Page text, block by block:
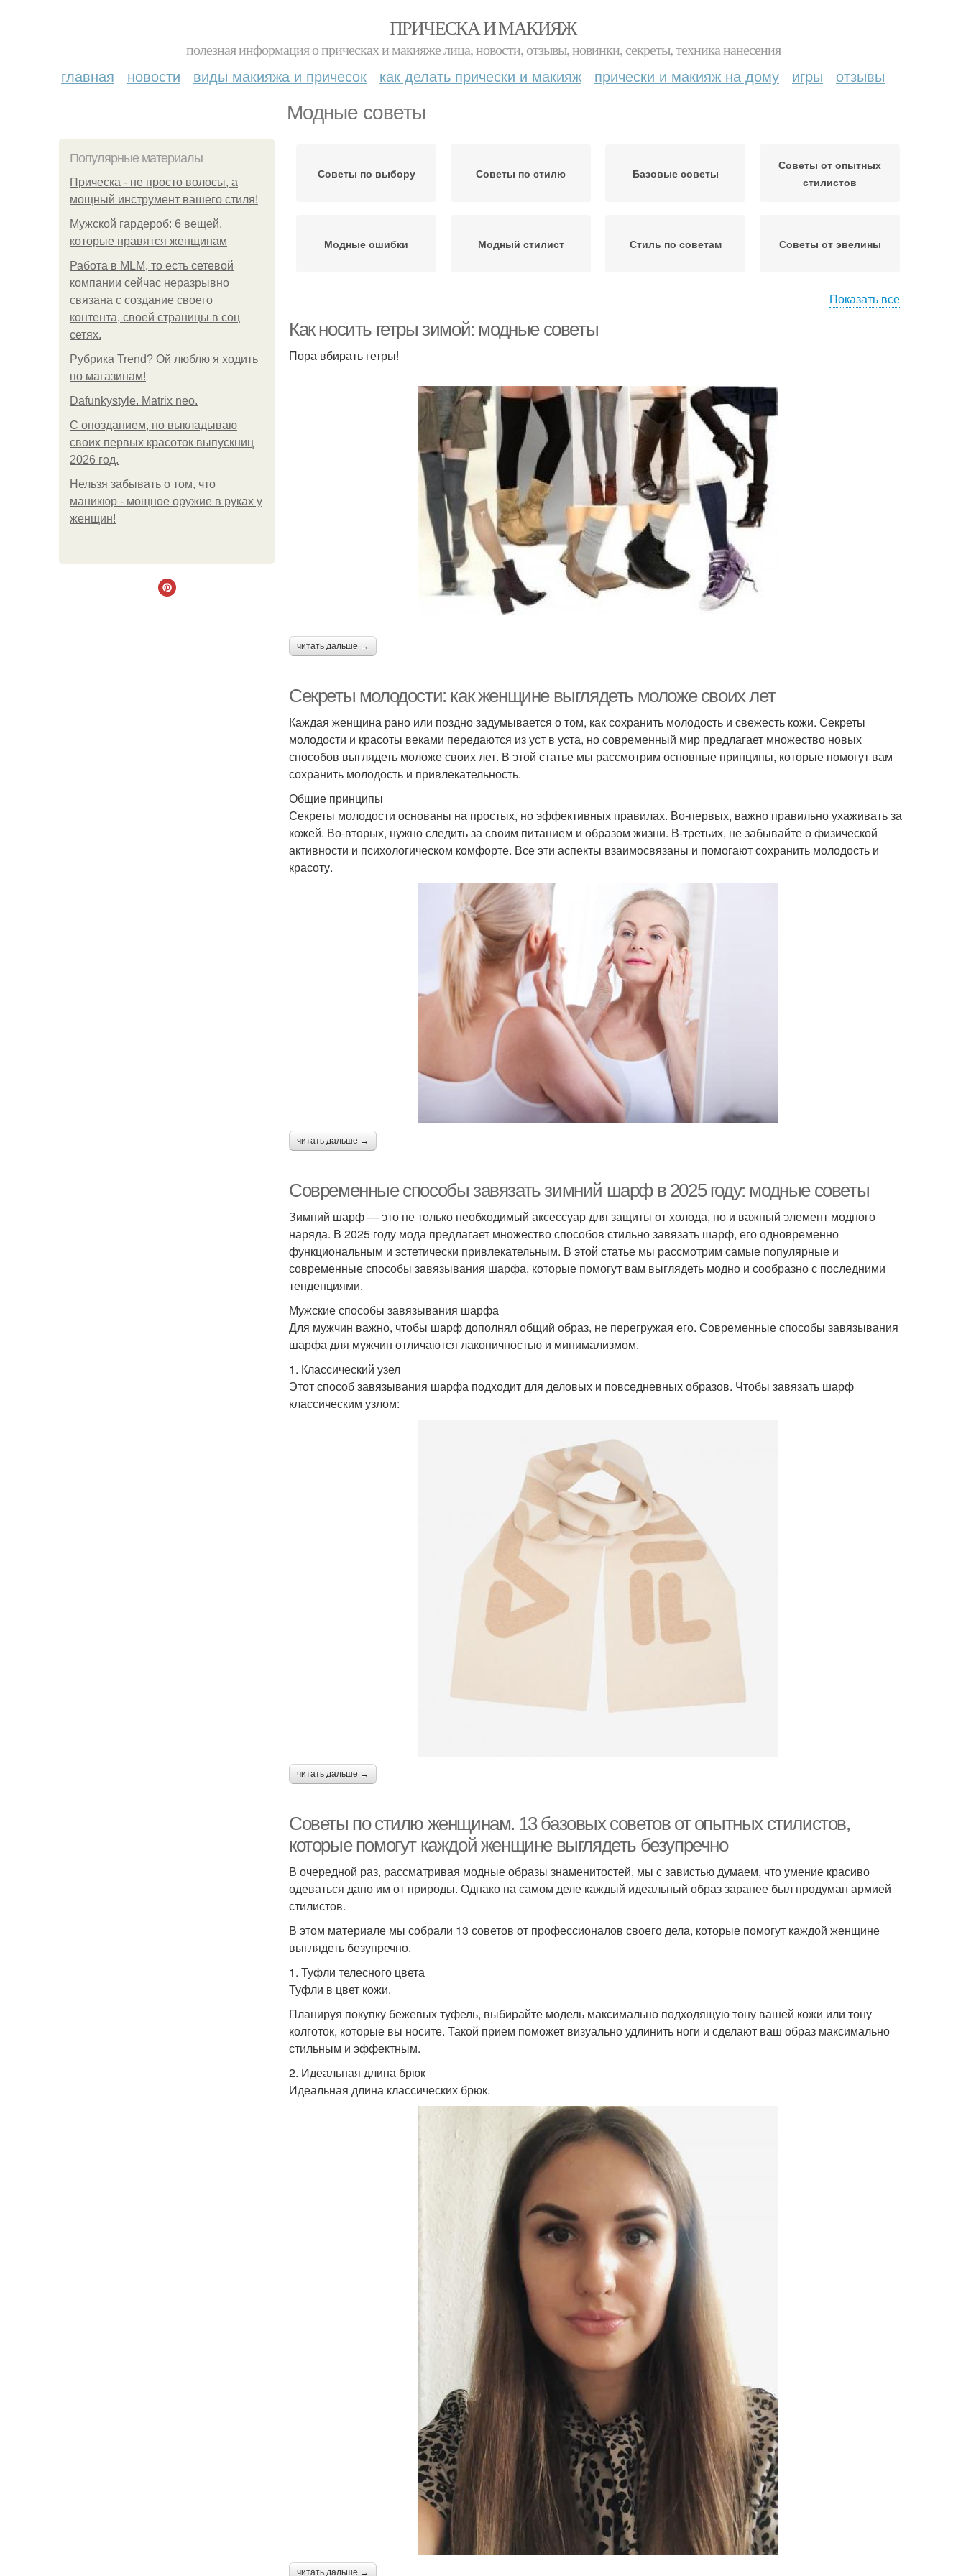
ПРИЧЕСКА И МАКИЯЖ
полезная информация о прическах и макияже лица, новости, отзывы, новинки, секреты, техника нанесения
главная новости виды макияжа и причесок как делать прически и макияж прически и макияж на дому игры отзывы
Модные советы
Популярные материалы
Прическа - не просто волосы, а
мощный инструмент вашего стиля!
Мужской гардероб: 6 вещей,
которые нравятся женщинам
Работа в MLM, то есть сетевой
компании сейчас неразрывно
связана с создание своего
контента, своей страницы в соц
сетях.
Рубрика Trend? Ой люблю я ходить
по магазинам!
Dafunkystyle. Matrix neo.
С опозданием, но выкладываю
своих первых красоток выпускниц
2026 год.
Нельзя забывать о том, что
маникюр - мощное оружие в руках у
женщин!
Советы по выбору Советы по стилю Базовые советы
Советы от опытных
стилистов
Модные ошибки Модный стилист Стиль по советам Советы от эвелины
Модные женщины
Показать все
Как носить гетры зимой: модные советы
Пора вбирать гетры!
читать дальше →
Секреты молодости: как женщине выглядеть моложе своих лет
Каждая женщина рано или поздно задумывается о том, как сохранить молодость и свежесть кожи. Секреты
молодости и красоты веками передаются из уст в уста, но современный мир предлагает множество новых
способов выглядеть моложе своих лет. В этой статье мы рассмотрим основные принципы, которые помогут вам
сохранить молодость и привлекательность.
Общие принципы
Секреты молодости основаны на простых, но эффективных правилах. Во-первых, важно правильно ухаживать за
кожей. Во-вторых, нужно следить за своим питанием и образом жизни. В-третьих, не забывайте о физической
активности и психологическом комфорте. Все эти аспекты взаимосвязаны и помогают сохранить молодость и
красоту.
читать дальше →
Современные способы завязать зимний шарф в 2025 году: модные советы
Зимний шарф — это не только необходимый аксессуар для защиты от холода, но и важный элемент модного
наряда. В 2025 году мода предлагает множество способов стильно завязать шарф, его одновременно
функциональным и эстетически привлекательным. В этой статье мы рассмотрим самые популярные и
современные способы завязывания шарфа, которые помогут вам выглядеть модно и сообразно с последними
тенденциями.
Мужские способы завязывания шарфа
Для мужчин важно, чтобы шарф дополнял общий образ, не перегружая его. Современные способы завязывания
шарфа для мужчин отличаются лаконичностью и минимализмом.
1. Классический узел
Этот способ завязывания шарфа подходит для деловых и повседневных образов. Чтобы завязать шарф
классическим узлом:
читать дальше →
Советы по стилю женщинам. 13 базовых советов от опытных стилистов,
которые помогут каждой женщине выглядеть безупречно
В очередной раз, рассматривая модные образы знаменитостей, мы с завистью думаем, что умение красиво
одеваться дано им от природы. Однако на самом деле каждый идеальный образ заранее был продуман армией
стилистов.
В этом материале мы собрали 13 советов от профессионалов своего дела, которые помогут каждой женщине
выглядеть безупречно.
1. Туфли телесного цвета
Туфли в цвет кожи.
Планируя покупку бежевых туфель, выбирайте модель максимально подходящую тону вашей кожи или тону
колготок, которые вы носите. Такой прием поможет визуально удлинить ноги и сделают ваш образ максимально
стильным и эффектным.
2. Идеальная длина брюк
Идеальная длина классических брюк.
читать дальше →